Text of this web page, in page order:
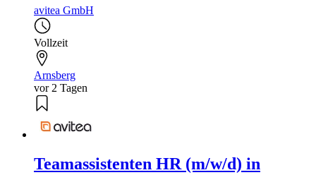
avitea GmbH
Vollzeit
Arnsberg
vor 2 Tagen
Teamassistenten HR (m/w/d) in